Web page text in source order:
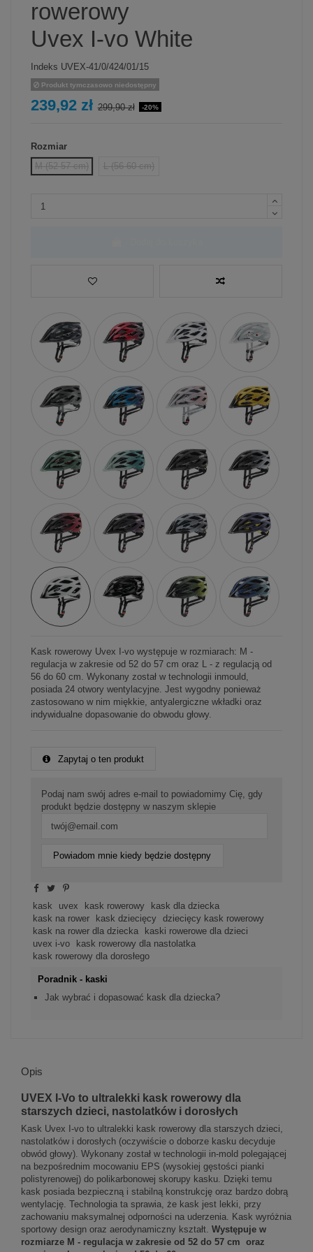
rowerowy
Uvex I-vo White
Indeks UVEX-41/0/424/01/15
Produkt tymczasowo niedostępny
239,92 zł 299,90 zł -20%
Rozmiar
M (52-57 cm)
L (56-60 cm)
Kask rowerowy Uvex I-vo występuje w rozmiarach: M -
regulacja w zakresie od 52 do 57 cm oraz L - z regulacją od
56 do 60 cm. Wykonany został w technologii inmould,
posiada 24 otwory wentylacyjne. Jest wygodny ponieważ
zastosowano w nim miękkie, antyalergiczne wkładki oraz
indywidualne dopasowanie do obwodu głowy.
Zapytaj o ten produkt
Podaj nam swój adres e-mail to powiadomimy Cię, gdy
produkt będzie dostępny w naszym sklepie
Powiadom mnie kiedy będzie dostępny
kask uvex kask rowerowy
kask dla dziecka
kask na rower
kask dziecięcy
dziecięcy kask rowerowy
kask na rower dla dziecka
kaski rowerowe dla dzieci
uvex i-vo
kask rowerowy dla nastolatka
kask rowerowy dla dorosłego
Poradnik - kaski
Jak wybrać i dopasować kask dla dziecka?
Opis
UVEX I-Vo to ultralekki kask rowerowy dla
starszych dzieci, nastolatków i dorosłych
Kask Uvex I-vo to ultralekki kask rowerowy dla starszych dzieci,
nastolatków i dorosłych (oczywiście o doborze kasku decyduje
obwód głowy). Wykonany został w technologii in-mold polegającej
na bezpośrednim mocowaniu EPS (wysokiej gęstości pianki
polistyrenowej) do polikarbonowej skorupy kasku. Dzięki temu
kask posiada bezpieczną i stabilną konstrukcję oraz bardzo dobrą
wentylację. Technologia ta sprawia, że kask jest lekki, przy
zachowaniu maksymalnej odporności na uderzenia. Kask wyróżnia
sportowy design oraz aerodynamiczny kształt. Występuje w
rozmiarze M - regulacja w zakresie od 52 do 57 cm oraz